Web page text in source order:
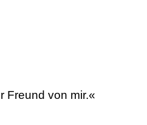
Freund von mir.«